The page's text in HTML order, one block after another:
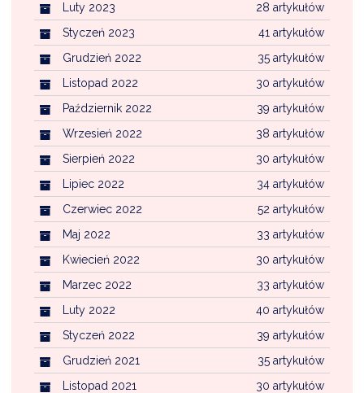
28 artykułów
Luty 2023
41 artykułów
Styczeń 2023
35 artykułów
Grudzień 2022
30 artykułów
Listopad 2022
39 artykułów
Październik 2022
38 artykułów
Wrzesień 2022
30 artykułów
Sierpień 2022
34 artykułów
Lipiec 2022
52 artykułów
Czerwiec 2022
33 artykułów
Maj 2022
30 artykułów
Kwiecień 2022
33 artykułów
Marzec 2022
40 artykułów
Luty 2022
39 artykułów
Styczeń 2022
35 artykułów
Grudzień 2021
30 artykułów
Listopad 2021